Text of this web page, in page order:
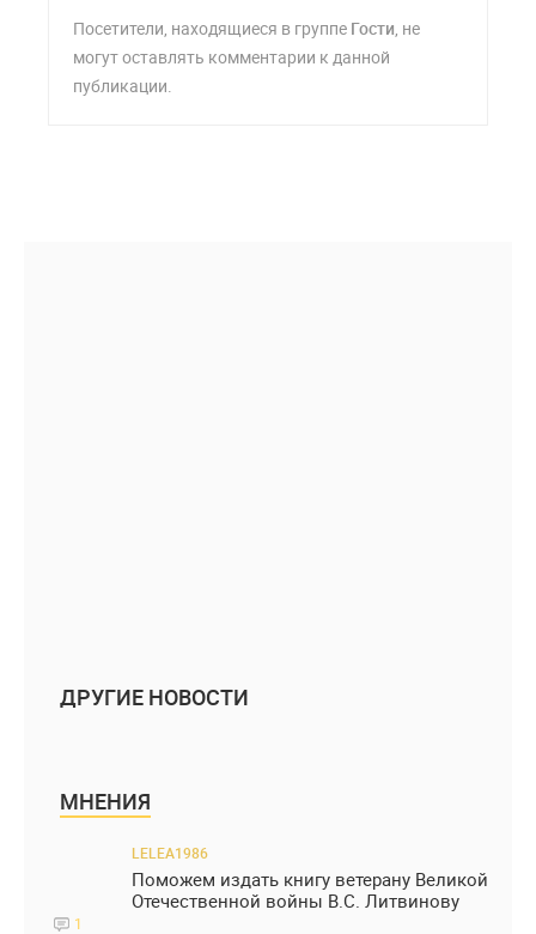
Посетители, находящиеся в группе Гости, не
могут оставлять комментарии к данной
публикации.
ДРУГИЕ НОВОСТИ
МНЕНИЯ
LELEA1986
Поможем издать книгу ветерану Великой
Отечественной войны В.С. Литвинову
1